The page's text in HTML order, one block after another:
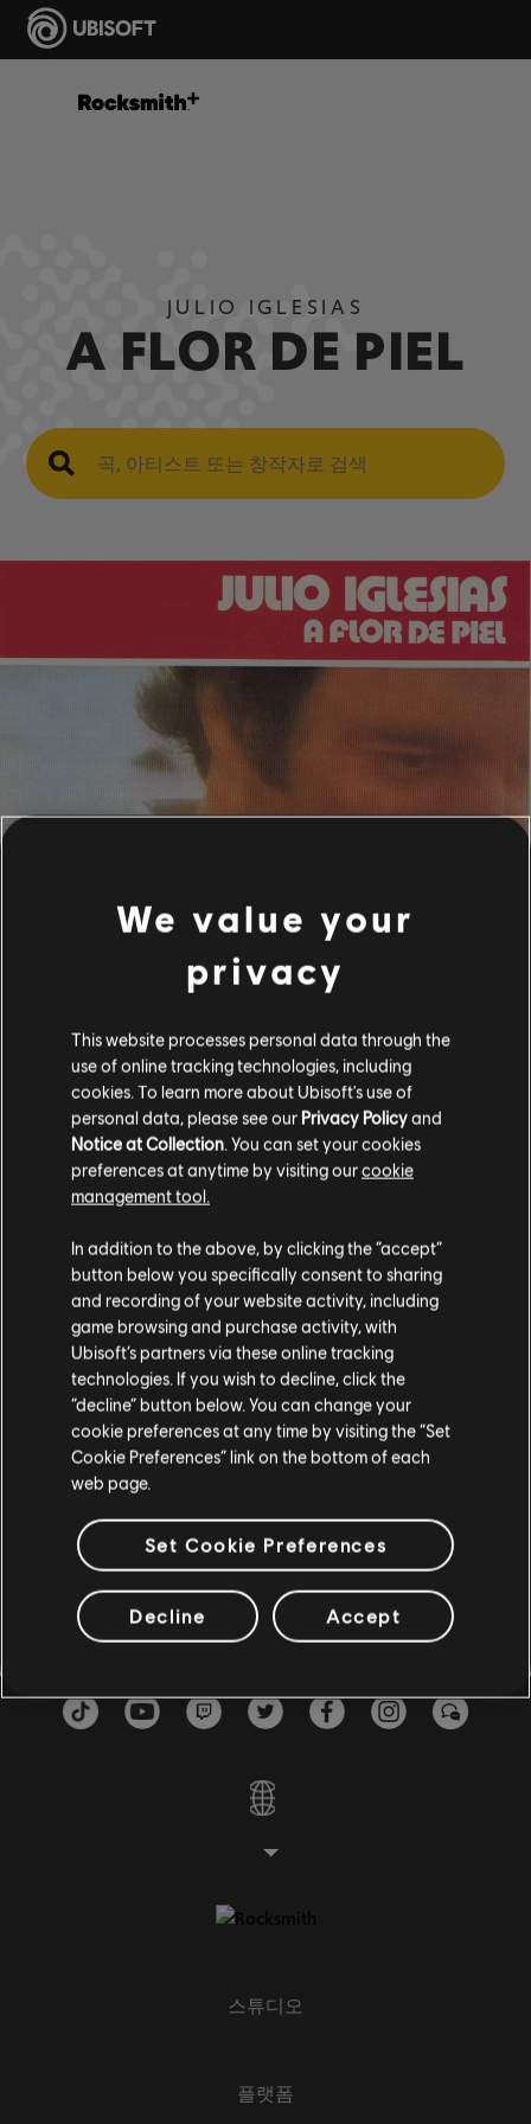
JULIO IGLESIAS
A FLOR DE PIEL
필터
기타
리드 기타
대체 리드 기타
리듬 기타
대체 리듬 기타
코드 표
단순한 기타
베이스
베이스
베이스 차트
음원 라이브러리
아티스트 A-Z
Julio Iglesias
A Flor De Piel
전체 1 결과 중 1-1 결과 보기
아티스트
Te Quiero Asi (If I Love You So) Album Version
Julio Iglesias
스튜디오
플랫폼
We value your
privacy
This website processes personal data through the
use of online tracking technologies, including
cookies. To learn more about Ubisoft's use of
personal data, please see our Privacy Policyand
Notice at Collection . You can set your cookies
preferences at anytime by visiting ourcookie
management tool.
In addition to the above, by clicking the “accept”
button below you specifically consent to sharing
and recording of your website activity, including
game browsing and purchase activity, with
Ubisoft’s partners via these online tracking
technologies. If you wish to decline, click the
“decline” button below. You can change your
cookie preferences at any time by visiting the “Set
Cookie Preferences” link on the bottom of each
web page.
Set Cookie Preferences
Decline Accept